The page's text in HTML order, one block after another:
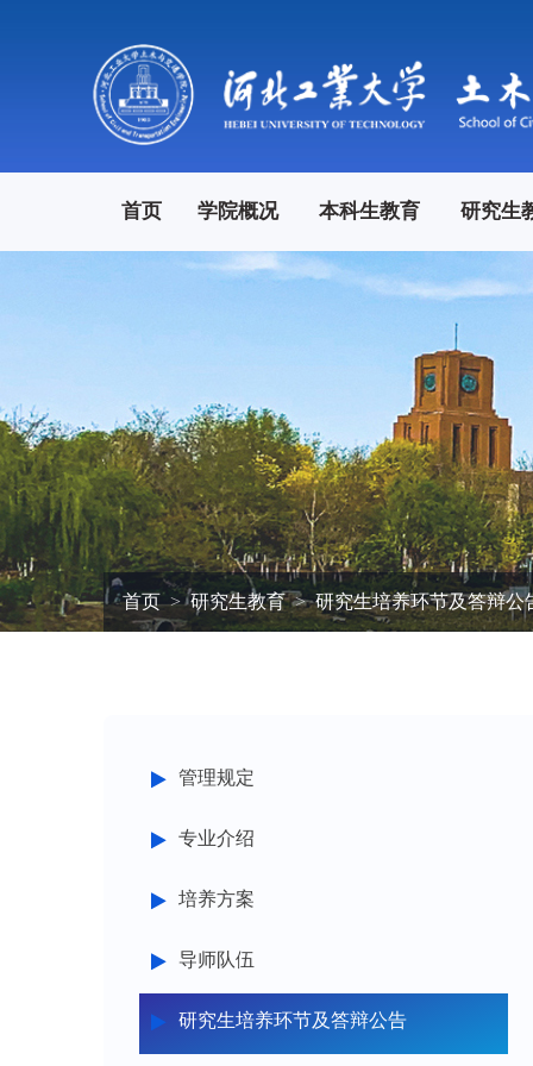
首页 学院概况 本科生教育 研究生
首页 研究生教育 研究生培养环节及答辩公
管理规定
专业介绍
培养方案
导师队伍
研究生培养环节及答辩公告